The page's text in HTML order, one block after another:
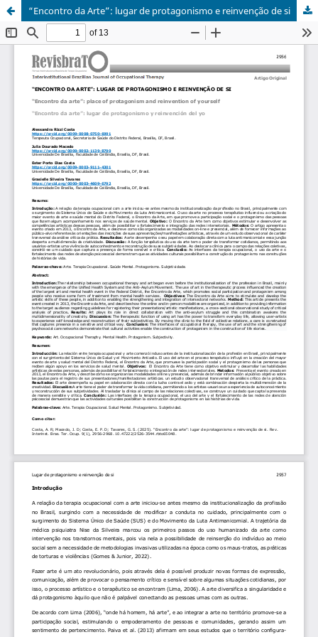
“Encontro da Arte”: lugar de protagonismo e reinvenção de si